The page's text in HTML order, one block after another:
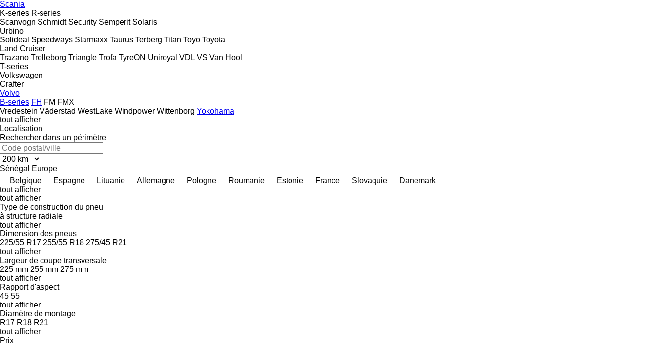
Scania
K-series R-series
Scanvogn Schmidt Security Semperit Solaris
Urbino
Solideal Speedways Starmaxx Taurus Terberg Titan Toyo Toyota
Land Cruiser
Trazano Trelleborg Triangle Trofa TyreON Uniroyal VDL VS Van Hool
T-series
Volkswagen
Crafter
Volvo
B-series FH FM FMX
Vredestein Väderstad WestLake Windpower Wittenborg Yokohama
tout afficher
Localisation
Rechercher dans un périmètre
Sénégal
Europe
Belgique
Espagne Lituanie Allemagne Pologne Roumanie Estonie France Slovaquie
Danemark
tout afficher
tout afficher
Type de construction du pneu
à structure radiale
tout afficher
Dimension des pneus
225/55 R17 255/55 R18 275/45 R21
tout afficher
Largeur de coupe transversale
225 mm 255 mm 275 mm
tout afficher
Rapport d'aspect
45 55
tout afficher
Diamètre de montage
R17 R18 R21
tout afficher
Prix